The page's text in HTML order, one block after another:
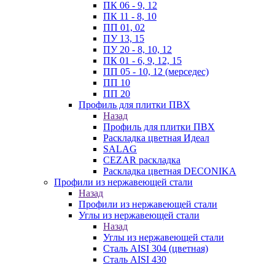
ПК 06 - 9, 12
ПК 11 - 8, 10
ПП 01, 02
ПУ 13, 15
ПУ 20 - 8, 10, 12
ПК 01 - 6, 9, 12, 15
ПП 05 - 10, 12 (мерседес)
ПП 10
ПП 20
Профиль для плитки ПВХ
Назад
Профиль для плитки ПВХ
Раскладка цветная Идеал
SALAG
CEZAR раскладка
Раскладка цветная DECONIKA
Профили из нержавеющей стали
Назад
Профили из нержавеющей стали
Углы из нержавеющей стали
Назад
Углы из нержавеющей стали
Сталь AISI 304 (цветная)
Сталь AISI 430